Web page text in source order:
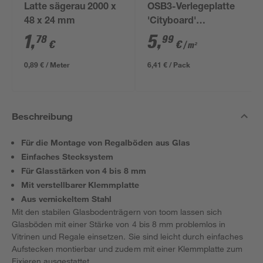
Latte sägerau 2000 x
48 x 24 mm
1,78 €
0,89 € / Meter
OSB3-Verlegeplatte
'Cityboard'
ungeschliffen 1690 x
634 x 12 mm
5,99 €/ m²
6,41 € / Pack
Beschreibung
Für die Montage von Regalböden aus Glas
Einfaches Stecksystem
Für Glasstärken von 4 bis 8 mm
Mit verstellbarer Klemmplatte
Aus vernickeltem Stahl
Mit den stabilen Glasbodenträgern von toom lassen sich
Glasböden mit einer Stärke von 4 bis 8 mm problemlos in
Vitrinen und Regale einsetzen. Sie sind leicht durch einfaches
Aufstecken montierbar und zudem mit einer Klemmplatte zum
Fixieren ausgestattet.